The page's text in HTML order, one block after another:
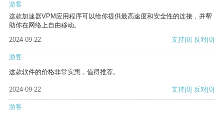
游客
这款加速器VPM应用程序可以给你提供最高速度和安全性的连接，并帮
助你在网络上自由移动。
2024-09-22
支持[0] 反对[0]
游客
这款软件的价格非常实惠，值得推荐。
2024-09-22 支持[0] 反对[0]
游客